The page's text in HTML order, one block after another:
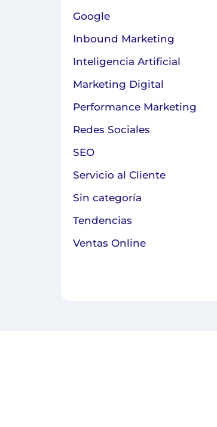
Google
Inbound Marketing
Inteligencia Artificial
Marketing Digital
Performance Marketing
Redes Sociales
SEO
Servicio al Cliente
Sin categoría
Tendencias
Ventas Online